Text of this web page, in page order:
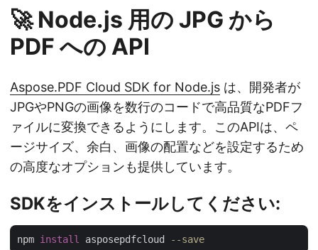
🚀 Node.js 用の JPG から
PDF への API
Aspose.PDF Cloud SDK for Node.js は、開発者が
JPGやPNGの画像を数行のコードで高品質なPDFフ
ァイルに変換できるようにします。このAPIは、ペ
ージサイズ、余白、画像の配置などを設定するため
の高度なオプションも提供しています。
SDKをインストールしてください:
npm install asposepdfcloud --save